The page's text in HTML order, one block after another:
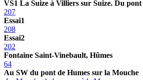
VS1 La Suize à Villiers sur Suize. Du pont
207
Essai1
208
Essai2
202
Fontaine Saint-Vinebault, Hûmes
64
Au SW du pont de Humes sur la Mouche